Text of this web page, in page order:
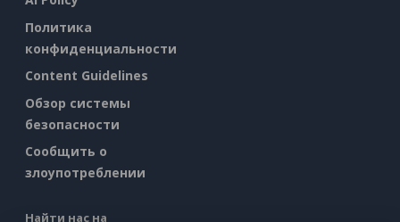
Политика
конфиденциальности
Content Guidelines
Обзор системы
безопасности
Сообщить о
злоупотреблении
Найти нас на